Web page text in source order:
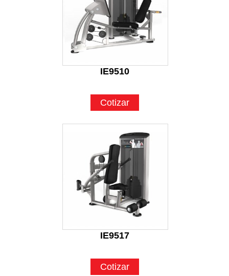
IE9510
Cotizar
IE9517
Cotizar